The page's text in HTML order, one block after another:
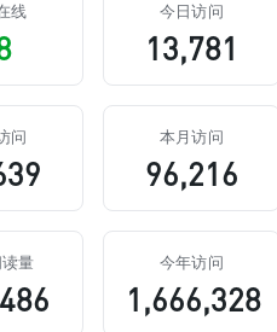
线 今日访问
13,781
问 本月访问
96,216
读量 今年访问
1,666,328